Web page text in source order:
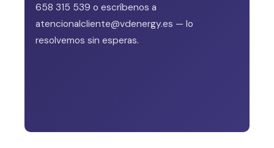
658 315 539 o escríbenos a
atencionalcliente@vdenergy.es — lo
resolvemos sin esperas.